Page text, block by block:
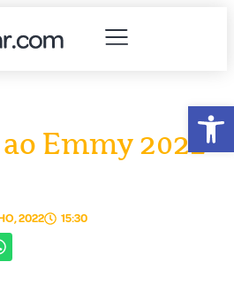
Emmy 2022
2022 15:30